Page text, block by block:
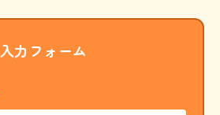
入力フォーム